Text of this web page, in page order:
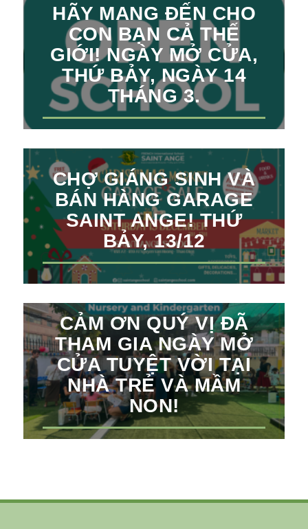
HÃY MANG ĐẾN CHO
CON BẠN CẢ THẾ
GIỚI! NGÀY MỞ CỬA,
THỨ BẢY, NGÀY 14
THÁNG 3.
CHỢ GIÁNG SINH VÀ
BÁN HÀNG GARAGE
SAINT ANGE! THỨ
BẢY, 13/12
CẢM ƠN QUÝ VỊ ĐÃ
THAM GIA NGÀY MỞ
CỬA TUYỆT VỜI TẠI
NHÀ TRẺ VÀ MẦM
NON!